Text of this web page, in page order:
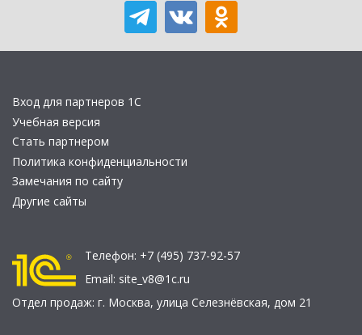
Вход для партнеров 1С
Учебная версия
Стать партнером
Политика конфиденциальности
Замечания по сайту
Другие сайты
Телефон: +7 (495) 737-92-57
Email: site_v8@1c.ru
Отдел продаж: г. Москва, улица Селезнёвская, дом 21